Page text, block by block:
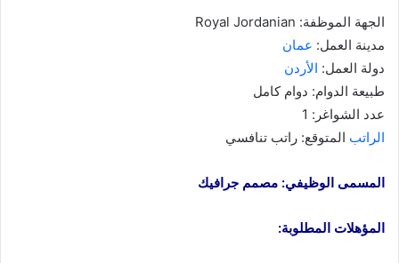
الجهة الموظفة: Royal Jordanian
مدينة العمل: عمان
دولة العمل: الأردن
طبيعة الدوام: دوام كامل
عدد الشواغر: 1
الراتب المتوقع: راتب تنافسي
المسمى الوظيفي: مصمم جرافيك
المؤهلات المطلوبة: